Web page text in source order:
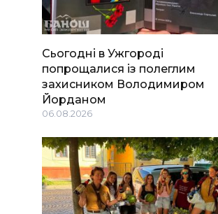
Сьогодні в Ужгороді
попрощалися із полеглим
захисником Володимиром
Йорданом
06.08.2026